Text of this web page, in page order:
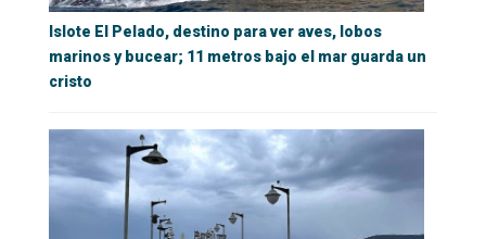
Islote El Pelado, destino para ver aves, lobos
marinos y bucear; 11 metros bajo el mar guarda un
cristo